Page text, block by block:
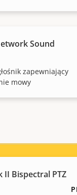
Sound
zapewniający
mowy
II Bispectral PTZ
i unijnym
Informacje
na